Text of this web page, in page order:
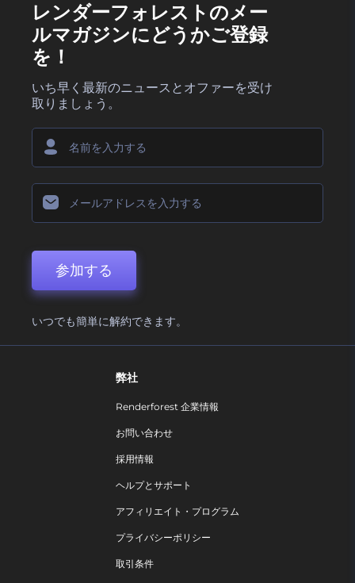
レンダーフォレストのメー
ルマガジンにどうかご登録
を！
いち早く最新のニュースとオファーを受け
取りましょう。
参加する
いつでも簡単に解約できます。
弊社
Renderforest 企業情報
お問い合わせ
採用情報
ヘルプとサポート
アフィリエイト・プログラム
プライバシーポリシー
取引条件